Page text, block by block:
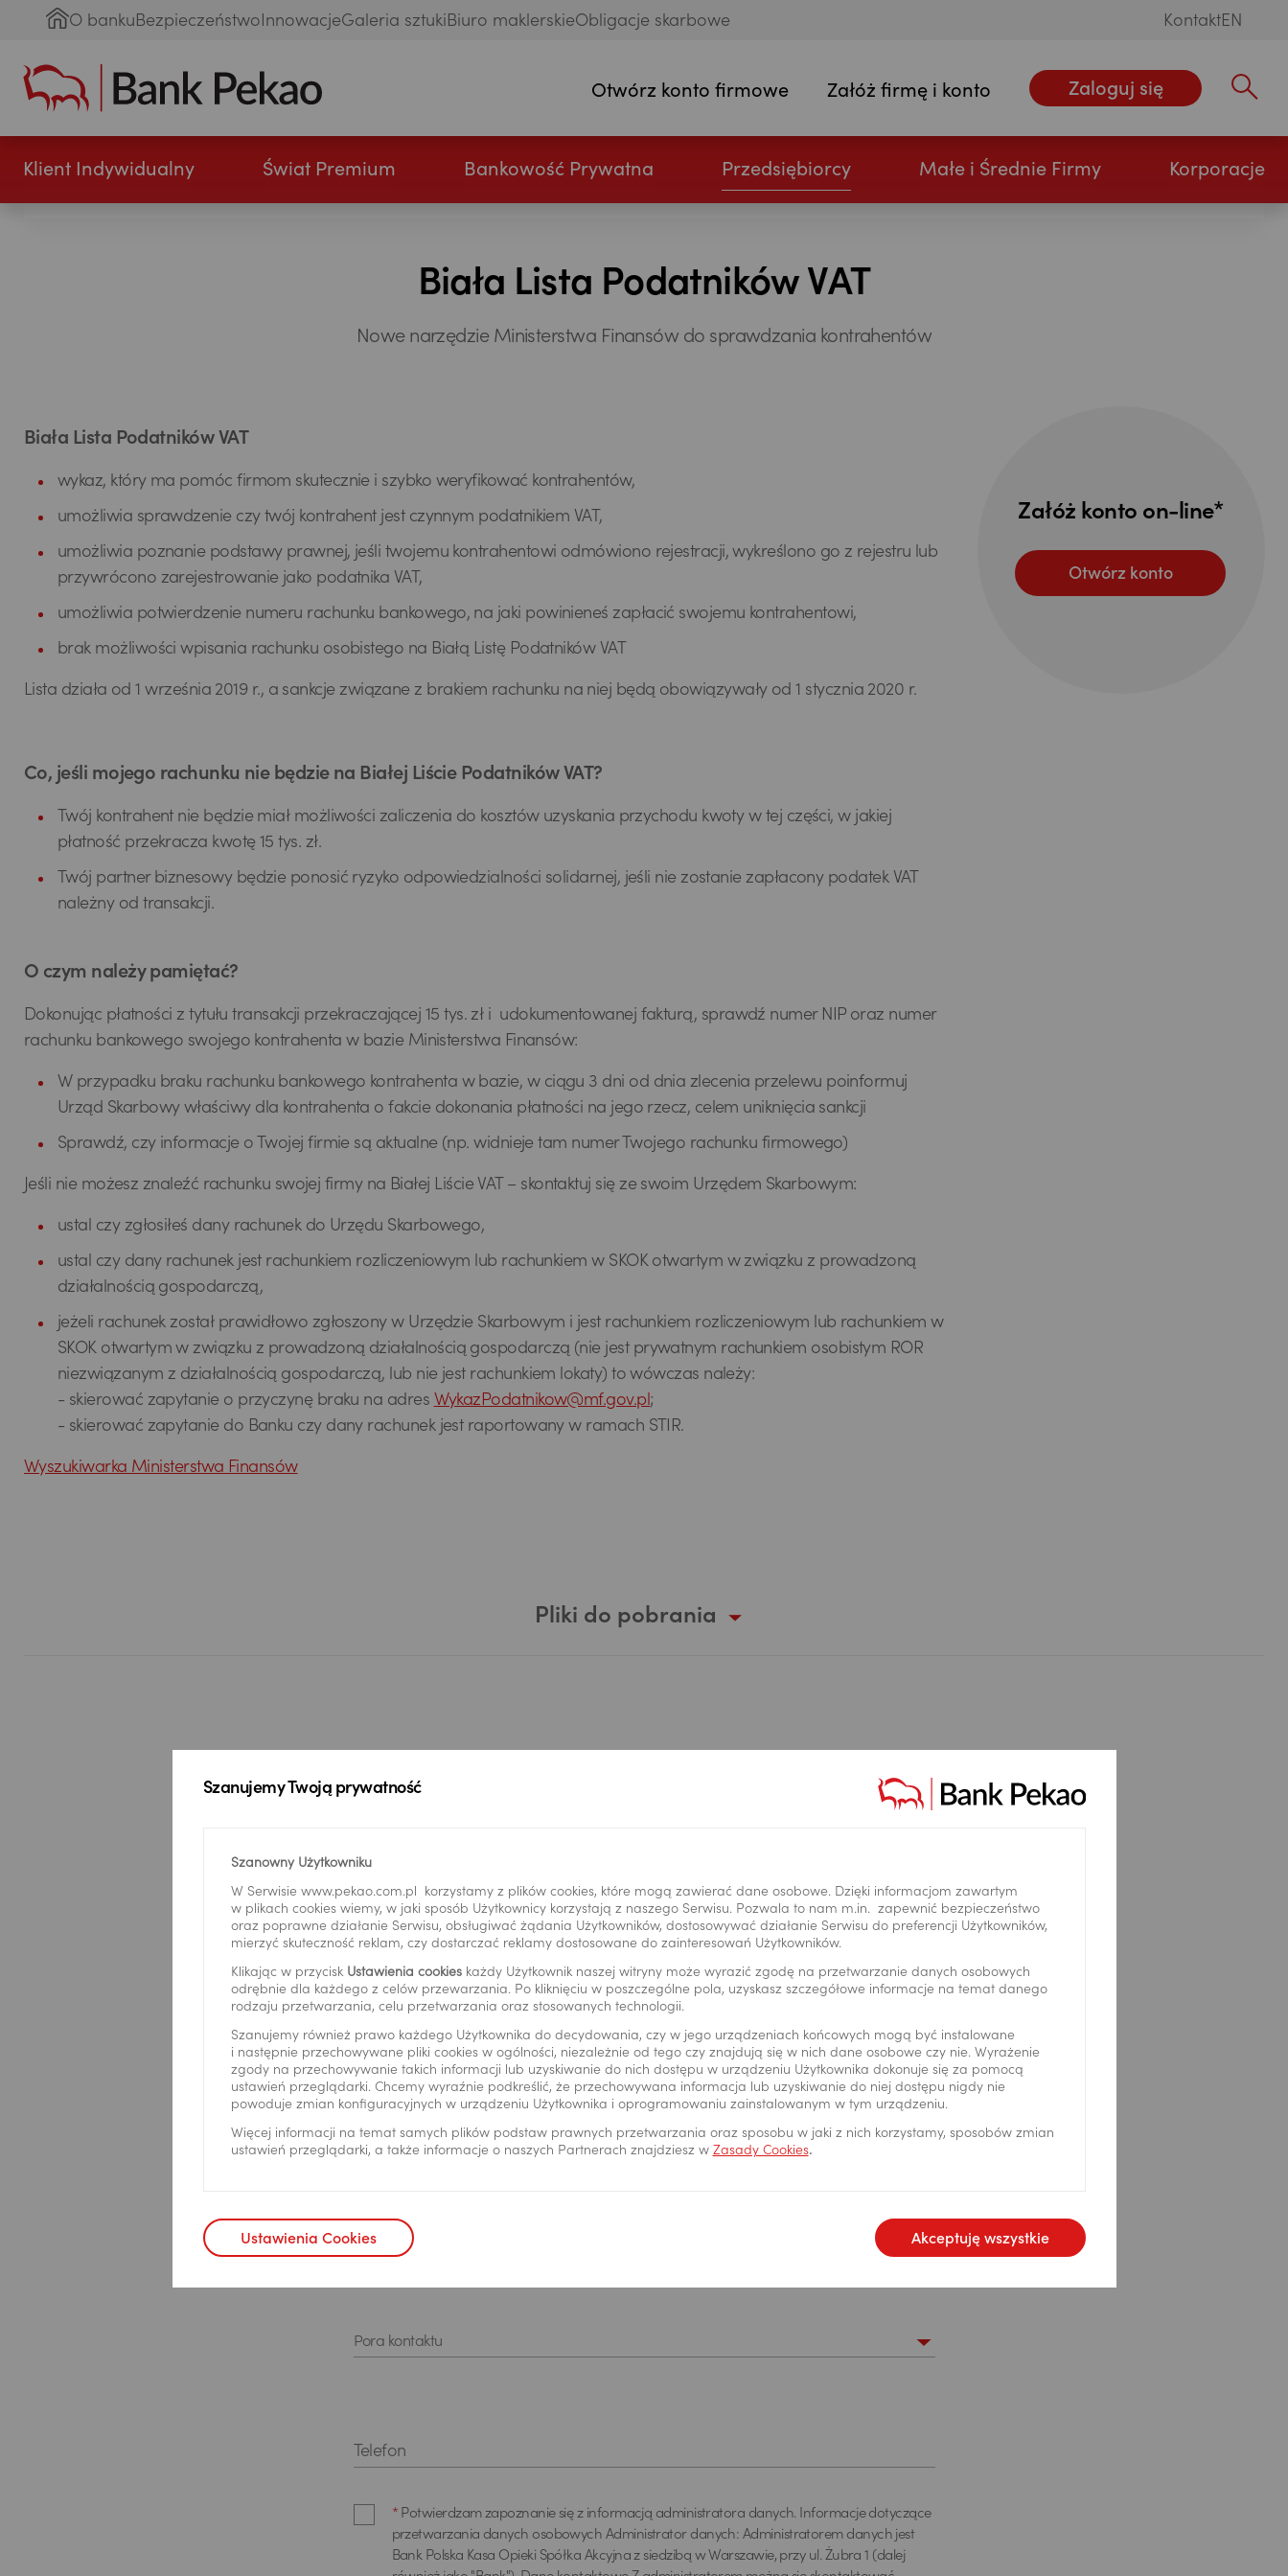
O bankuBezpieczeństwoInnowacjeGaleria sztukiBiuro maklerskieObligacje skarbowe KontaktEN
Otwórz konto firmowe Załóż firmę i konto Zaloguj się Wpisz
Klient Indywidualny Świat Premium Bankowość Prywatna Przedsiębiorcy Małe i Średnie Firmy Korporacje
Biała Lista Podatników VAT
Nowe narzędzie Ministerstwa Finansów do sprawdzania kontrahentów
Biała Lista Podatników VAT
wykaz, który ma pomóc firmom skutecznie i szybko weryfikować kontrahentów,
umożliwia sprawdzenie czy twój kontrahent jest czynnym podatnikiem VAT,
umożliwia poznanie podstawy prawnej, jeśli twojemu kontrahentowi odmówiono rejestracji, wykreślono go z rejestru lub
przywrócono zarejestrowanie jako podatnika VAT,
umożliwia potwierdzenie numeru rachunku bankowego, na jaki powinieneś zapłacić swojemu kontrahentowi,
brak możliwości wpisania rachunku osobistego na Białą Listę Podatników VAT
Lista działa od 1 września 2019 r., a sankcje związane z brakiem rachunku na niej będą obowiązywały od 1 stycznia 2020 r.
Co, jeśli mojego rachunku nie będzie na Białej Liście Podatników VAT?
Twój kontrahent nie będzie miał możliwości zaliczenia do kosztów uzyskania przychodu kwoty w tej części, w jakiej
płatność przekracza kwotę 15 tys. zł.
Twój partner biznesowy będzie ponosić ryzyko odpowiedzialności solidarnej, jeśli nie zostanie zapłacony podatek VAT
należny od transakcji.
O czym należy pamiętać?
Dokonując płatności z tytułu transakcji przekraczającej 15 tys. zł i udokumentowanej fakturą, sprawdź numer NIP oraz numer
rachunku bankowego swojego kontrahenta w bazie Ministerstwa Finansów:
W przypadku braku rachunku bankowego kontrahenta w bazie, w ciągu 3 dni od dnia zlecenia przelewu poinformuj
Urząd Skarbowy właściwy dla kontrahenta o fakcie dokonania płatności na jego rzecz, celem uniknięcia sankcji
Sprawdź, czy informacje o Twojej firmie są aktualne (np. widnieje tam numer Twojego rachunku firmowego)
Jeśli nie możesz znaleźć rachunku swojej firmy na Białej Liście VAT – skontaktuj się ze swoim Urzędem Skarbowym:
ustal czy zgłosiłeś dany rachunek do Urzędu Skarbowego,
ustal czy dany rachunek jest rachunkiem rozliczeniowym lub rachunkiem w SKOK otwartym w związku z prowadzoną
działalnością gospodarczą,
jeżeli rachunek został prawidłowo zgłoszony w Urzędzie Skarbowym i jest rachunkiem rozliczeniowym lub rachunkiem w
SKOK otwartym w związku z prowadzoną działalnością gospodarczą (nie jest prywatnym rachunkiem osobistym ROR
niezwiązanym z działalnością gospodarczą, lub nie jest rachunkiem lokaty) to wówczas należy:
- skierować zapytanie o przyczynę braku na adres WykazPodatnikow@mf.gov.pl;
- skierować zapytanie do Banku czy dany rachunek jest raportowany w ramach STIR.
Wyszukiwarka Ministerstwa Finansów
Załóż konto on-line*
Otwórz konto
Pliki do pobrania
Wypełnij formularz
Nazwa firmy
Imię*
Nazwisko
Pora kontaktu
Telefon
*Potwierdzam zapoznanie się z informacją administratora danych. Informacje dotyczące
przetwarzania danych osobowych Administrator danych: Administratorem danych jest
Bank Polska Kasa Opieki Spółka Akcyjna z siedzibą w Warszawie, przy ul. Żubra 1 (dalej
Szanujemy Twoją prywatność
Szanowny Użytkowniku
W Serwisie www.pekao.com.pl korzystamy z plików cookies, które mogą zawierać dane osobowe. Dzięki informacjom zawartym
w plikach cookies wiemy, w jaki sposób Użytkownicy korzystają z naszego Serwisu. Pozwala to nam m.in. zapewnić bezpieczeństwo
oraz poprawne działanie Serwisu, obsługiwać żądania Użytkowników, dostosowywać działanie Serwisu do preferencji Użytkowników,
mierzyć skuteczność reklam, czy dostarczać reklamy dostosowane do zainteresowań Użytkowników.
Klikając w przycisk Ustawienia cookies każdy Użytkownik naszej witryny może wyrazić zgodę na przetwarzanie danych osobowych
odrębnie dla każdego z celów przewarzania. Po kliknięciu w poszczególne pola, uzyskasz szczegółowe informacje na temat danego
rodzaju przetwarzania, celu przetwarzania oraz stosowanych technologii.
Szanujemy również prawo każdego Użytkownika do decydowania, czy w jego urządzeniach końcowych mogą być instalowane
i następnie przechowywane pliki cookies w ogólności, niezależnie od tego czy znajdują się w nich dane osobowe czy nie. Wyrażenie
zgody na przechowywanie takich informacji lub uzyskiwanie do nich dostępu w urządzeniu Użytkownika dokonuje się za pomocą
ustawień przeglądarki. Chcemy wyraźnie podkreślić, że przechowywana informacja lub uzyskiwanie do niej dostępu nigdy nie
powoduje zmian konfiguracyjnych w urządzeniu Użytkownika i oprogramowaniu zainstalowanym w tym urządzeniu.
Więcej informacji na temat samych plików podstaw prawnych przetwarzania oraz sposobu w jaki z nich korzystamy, sposobów zmian
ustawień przeglądarki, a także informacje o naszych Partnerach znajdziesz w Zasady Cookies.
Ustawienia Cookies Akceptuję wszystkie